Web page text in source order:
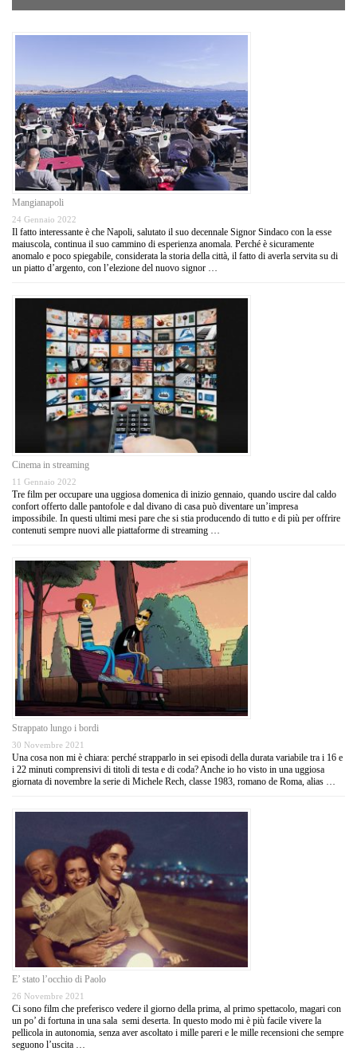
Mangianapoli
24 Gennaio 2022
Il fatto interessante è che Napoli, salutato il suo decennale Signor Sindaco con la esse
maiuscola, continua il suo cammino di esperienza anomala. Perché è sicuramente
anomalo e poco spiegabile, considerata la storia della città, il fatto di averla servita su di
un piatto d’argento, con l’elezione del nuovo signor …
Cinema in streaming
11 Gennaio 2022
Tre film per occupare una uggiosa domenica di inizio gennaio, quando uscire dal caldo
confort offerto dalle pantofole e dal divano di casa può diventare un’impresa
impossibile. In questi ultimi mesi pare che si stia producendo di tutto e di più per offrire
contenuti sempre nuovi alle piattaforme di streaming …
Strappato lungo i bordi
30 Novembre 2021
Una cosa non mi è chiara: perché strapparlo in sei episodi della durata variabile tra i 16 e
i 22 minuti comprensivi di titoli di testa e di coda? Anche io ho visto in una uggiosa
giornata di novembre la serie di Michele Rech, classe 1983, romano de Roma, alias …
E’ stato l’occhio di Paolo
26 Novembre 2021
Ci sono film che preferisco vedere il giorno della prima, al primo spettacolo, magari con
un po’ di fortuna in una sala semi deserta. In questo modo mi è più facile vivere la
pellicola in autonomia, senza aver ascoltato i mille pareri e le mille recensioni che sempre
seguono l’uscita …